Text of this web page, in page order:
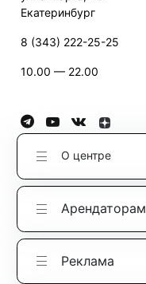
Екатеринбург
8 (343) 222-25-25
10.00 — 22.00
О центре
Арендаторам
Реклама